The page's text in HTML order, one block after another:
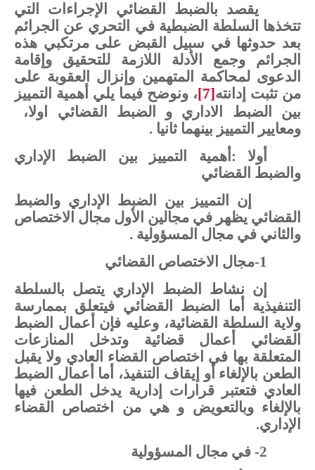
يقصد بالضبط القضائي الإجراءات
التي
تتخذها السلطة الضبطية في التحري عن الجرائم
بعد حدوثها في سبيل القبض على مرتكبي هذه
الجرائم
وجمع الأدلة اللازمة للتحقيق
وإقامة
الدعوى لمحاكمة المتهمين وإنزال العقوبة على
من تثبت إدانته[7]، ونوضح فيما يلي أهمية التمييز
بين الضبط الاداري و الضبط القضائي اولا،
ومعايير
التمييز بينهما ثانيا .
أولا : أهمية التمييز بين الضبط
الإداري
والضبط القضائي
إن
التمييز بين الضبط الإداري والضبط
القضائي يظهر في مجالين الأول مجال الاختصاص
والثاني في مجال المسؤولية .
1-مجال
الاختصاص القضائي
إن نشاط الضبط الإداري يتصل بالسلطة
التنفيذية
أما الضبط القضائي فيتعلق بممارسة
ولاية السلطة القضائية، وعليه فإن أعمال الضبط
القضائي
أعمال قضائية وتدخل
المنازعات
المتعلقة بها في اختصاص القضاء العادي ولا يقبل
الطعن بالإلغاء أو إيقاف التنفيذ، أما أعمال الضبط
العادي فتعتبر قرارات إدارية يدخل الطعن فيها
بالإلغاء وبالتعويض و هي من اختصاص
القضاء
الإداري.
2- في مجال المسؤولية